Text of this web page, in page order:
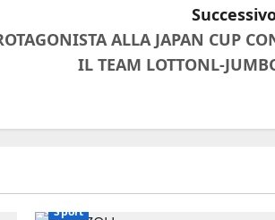
ALLA JAPAN CUP
IL TEAM LOTTONL-
Sport